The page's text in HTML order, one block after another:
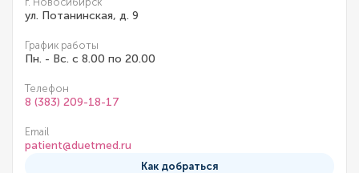
ул. Потанинская, д. 9
График работы
Пн. - Вс. с 8.00 по 20.00
Телефон
8 (383) 209-18-17
Email
patient@duetmed.ru
Как добраться